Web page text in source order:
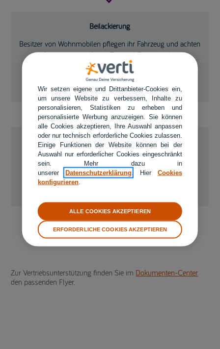
Beilackierung
Besitzer von Wohnmobilen pflegen ihr Fahrzeug und achten
auf einen einwandfreien Zustand. Damit nach der
Lackierung von beschädigten Teilen dieser Eindruck nicht
getrübt wird, übernehmen wir auch die Kosten einer
notwendigen Beilackierung.
Brems-, Betriebs- und Bruchschäden
Wir versichern auch spezielle Gefahren wie z.B.
Beschädigungen am Fahrzeug durch das Verrutschen von
Ladung. Brems-, Betriebs- und Bruchschäden können als
Zur Vertriebsunterstützung finden Sie im Dokumenten-Center
den passenden Flyer.
Wir setzen eigene und Drittanbieter-Cookies ein,
um unsere Website zu verbessern, Inhalte zu
personalisieren, Statistiken zu erheben und
personalisierte Werbung anzuzeigen. Sie können
alle Cookies akzeptieren, Ihre Auswahl anpassen
oder nur technisch erforderliche Cookies zulassen.
Einige Funktionen der Website können bei der
Auswahl nur erforderlicher Cookies eingeschränkt
sein. Mehr dazu in
unserer
Datenschutzerklärung . Hier Cookies
konfigurieren
ERFORDERLICHE COOKIES AKZEPTIEREN
ALLE COOKIES AKZEPTIEREN